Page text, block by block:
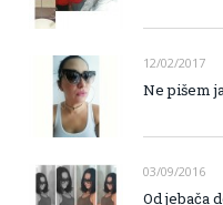
12/02/2017
Ne pišem
03/09/2016
Od jebača